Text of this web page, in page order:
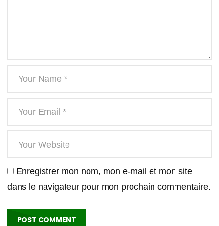
Enregistrer mon nom, mon e-mail et mon site
dans le navigateur pour mon prochain commentaire.